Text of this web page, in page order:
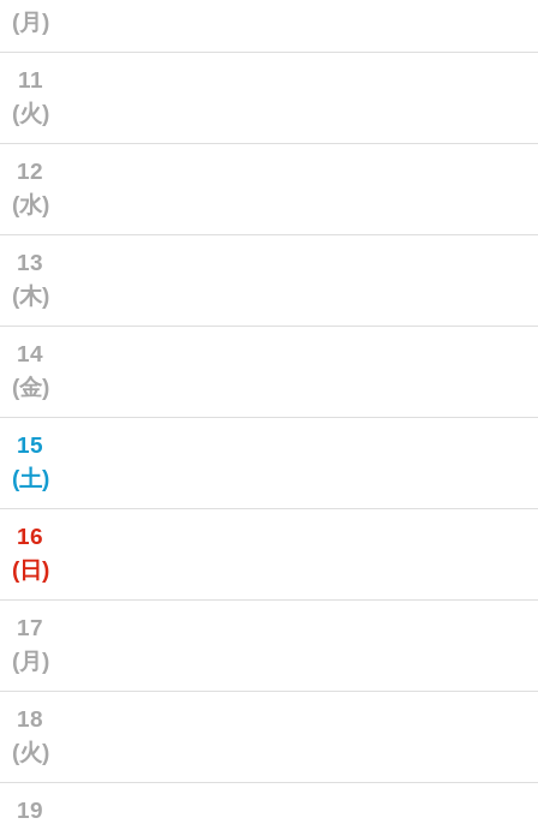
(月)
11
(火)
12
(水)
13
(木)
14
(金)
15
(土)
16
(日)
17
(月)
18
(火)
19